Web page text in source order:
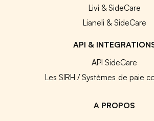
Livi & SideCare
Lianeli & SideCare
API &
API SideCare
Les SIRH / Systèmes de paie
A PROPOS